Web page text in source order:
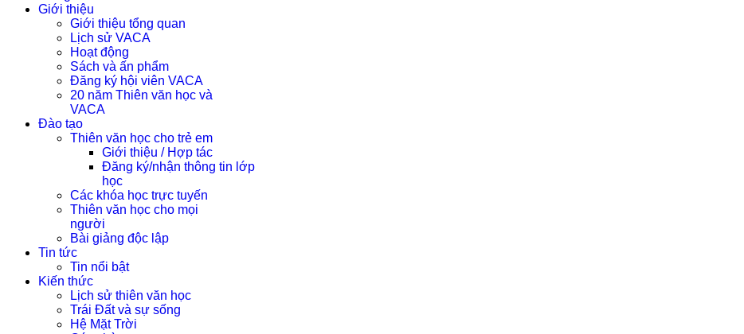
Giới thiệu
Giới thiệu tổng quan
Lịch sử VACA
Hoạt động
Sách và ấn phẩm
Đăng ký hội viên VACA
20 năm Thiên văn học và
VACA
Đào tạo
Thiên văn học cho trẻ em
Giới thiệu / Hợp tác
Đăng ký/nhận thông tin lớp
học
Các khóa học trực tuyến
Thiên văn học cho mọi
người
Bài giảng độc lập
Tin tức
Tin nổi bật
Kiến thức
Lịch sử thiên văn học
Trái Đất và sự sống
Hệ Mặt Trời